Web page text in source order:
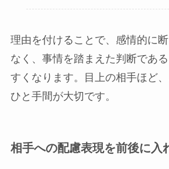
理由を付けることで、感情的に
なく、事情を踏まえた判断であ
すくなります。目上の相手ほど
ひと手間が大切です。
相手への配慮表現を前後に入